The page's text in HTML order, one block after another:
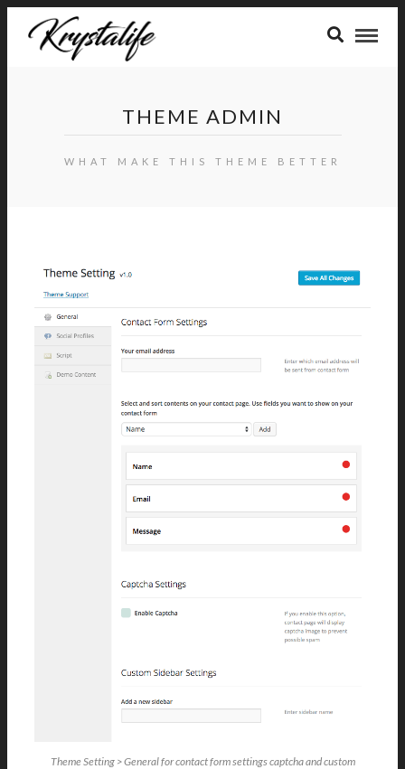
THEME ADMIN
WHAT MAKE THIS THEME BETTER
Theme Setting > General for contact form settings captcha and custom